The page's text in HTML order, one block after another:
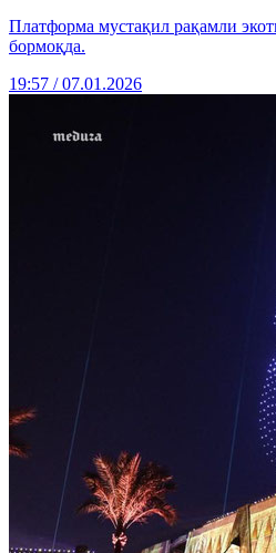
Платформа мустақил рақамли
бормоқда.
19:57 / 07.01.2026